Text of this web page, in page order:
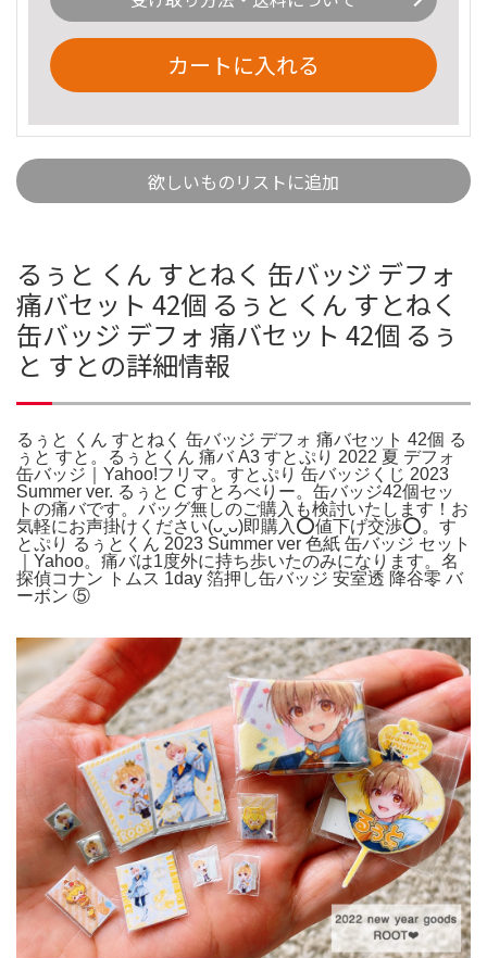
カートに入れる
欲しいものリストに追加
るぅと くん すとねく 缶バッジ デフォ
痛バセット 42個 るぅと くん すとねく
缶バッジ デフォ 痛バセット 42個 るぅ
と すとの詳細情報
るぅと くん すとねく 缶バッジ デフォ 痛バセット 42個 る
ぅと すと。るぅとくん 痛バ A3 すとぷり 2022 夏 デフォ
缶バッジ｜Yahoo!フリマ。すとぷり 缶バッジくじ 2023
Summer ver. るぅと C すとろべりー。缶バッジ42個セッ
トの痛バです。バッグ無しのご購入も検討いたします！お
気軽にお声掛けください(ᴗˬᴗ)即購入⭕️値下げ交渉⭕️。す
とぷり るぅとくん 2023 Summer ver 色紙 缶バッジ セット
｜Yahoo。痛バは1度外に持ち歩いたのみになります。名
探偵コナン トムス 1day 箔押し缶バッジ 安室透 降谷零 バ
ーボン ⑤